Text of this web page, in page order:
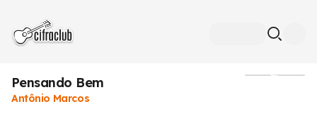
Pensando Bem
Antônio Marcos